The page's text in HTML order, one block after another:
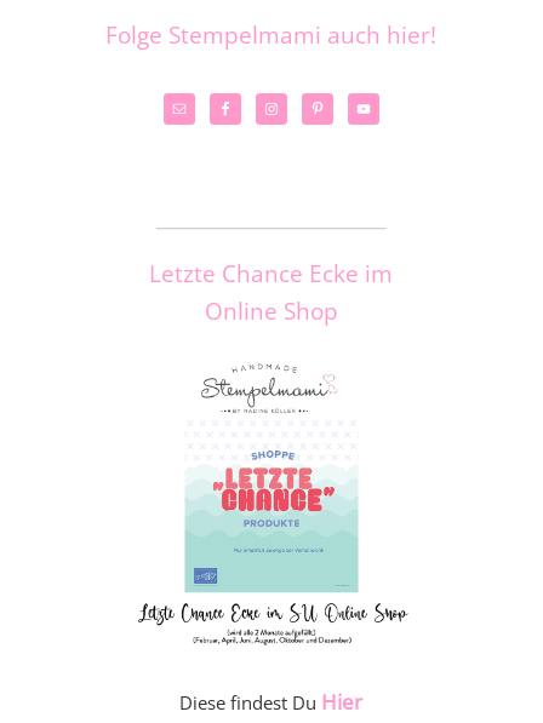
Folge Stempelmami auch hier!
Letzte Chance Ecke im
Online Shop
Diese findest Du Hier